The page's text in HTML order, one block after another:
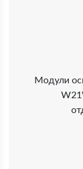
Модули